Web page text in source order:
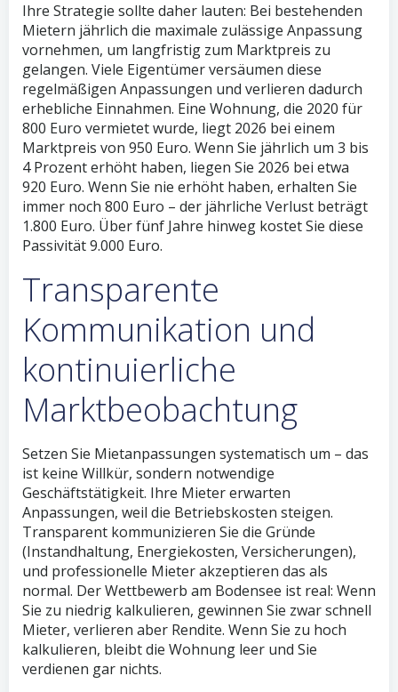
Ihre Strategie sollte daher lauten: Bei bestehenden
Mietern jährlich die maximale zulässige Anpassung
vornehmen, um langfristig zum Marktpreis zu
gelangen. Viele Eigentümer versäumen diese
regelmäßigen Anpassungen und verlieren dadurch
erhebliche Einnahmen. Eine Wohnung, die 2020 für
800 Euro vermietet wurde, liegt 2026 bei einem
Marktpreis von 950 Euro. Wenn Sie jährlich um 3 bis
4 Prozent erhöht haben, liegen Sie 2026 bei etwa
920 Euro. Wenn Sie nie erhöht haben, erhalten Sie
immer noch 800 Euro – der jährliche Verlust beträgt
1.800 Euro. Über fünf Jahre hinweg kostet Sie diese
Passivität 9.000 Euro.
Transparente
Kommunikation und
kontinuierliche
Marktbeobachtung
Setzen Sie Mietanpassungen systematisch um – das
ist keine Willkür, sondern notwendige
Geschäftstätigkeit. Ihre Mieter erwarten
Anpassungen, weil die Betriebskosten steigen.
Transparent kommunizieren Sie die Gründe
(Instandhaltung, Energiekosten, Versicherungen),
und professionelle Mieter akzeptieren das als
normal. Der Wettbewerb am Bodensee ist real: Wenn
Sie zu niedrig kalkulieren, gewinnen Sie zwar schnell
Mieter, verlieren aber Rendite. Wenn Sie zu hoch
kalkulieren, bleibt die Wohnung leer und Sie
verdienen gar nichts.